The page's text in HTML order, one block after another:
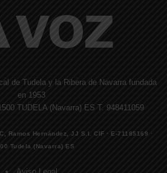
de Tudela y la Ribera de Navarra fundada
en 1953
TUDELA (Navarra) ES T. 948411059
Ramos Hernández, JJ S.I. CIF · E-71185169 ·
Tudela (Navarra) ES